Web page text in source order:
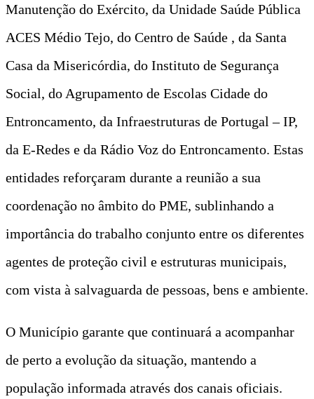
Manutenção do Exército, da Unidade Saúde Pública
ACES Médio Tejo, do Centro de Saúde , da Santa
Casa da Misericórdia, do Instituto de Segurança
Social, do Agrupamento de Escolas Cidade do
Entroncamento, da Infraestruturas de Portugal – IP,
da E-Redes e da Rádio Voz do Entroncamento. Estas
entidades reforçaram durante a reunião a sua
coordenação no âmbito do PME, sublinhando a
importância do trabalho conjunto entre os diferentes
agentes de proteção civil e estruturas municipais,
com vista à salvaguarda de pessoas, bens e ambiente.
O Município garante que continuará a acompanhar
de perto a evolução da situação, mantendo a
população informada através dos canais oficiais.